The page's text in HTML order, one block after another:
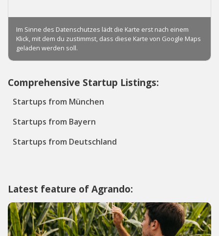
Comprehensive Startup Listings:
Startups from München
Startups from Bayern
Startups from Deutschland
Latest feature of Agrando: